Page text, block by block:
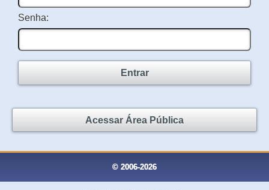
Senha:
Entrar
Acessar Área Pública
© 2006-2026